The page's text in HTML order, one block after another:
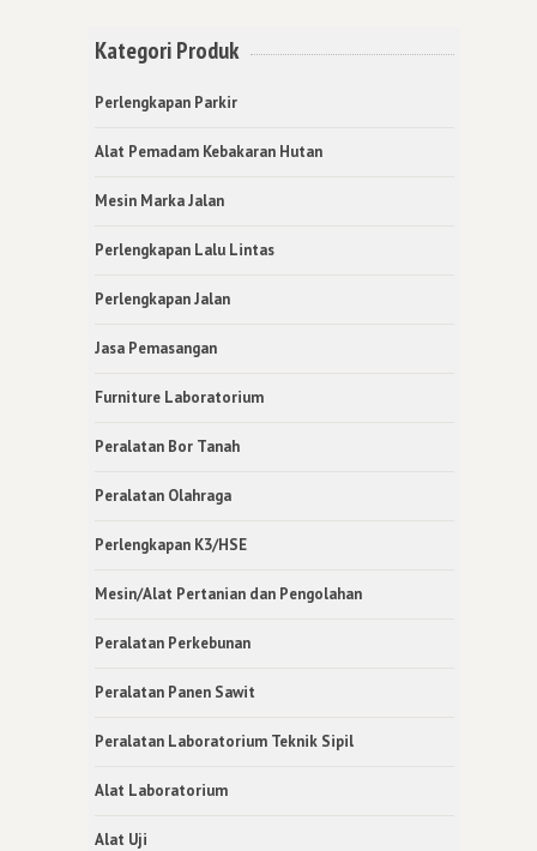
Kategori Produk
Perlengkapan Parkir
Alat Pemadam Kebakaran Hutan
Mesin Marka Jalan
Perlengkapan Lalu Lintas
Perlengkapan Jalan
Jasa Pemasangan
Furniture Laboratorium
Peralatan Bor Tanah
Peralatan Olahraga
Perlengkapan K3/HSE
Mesin/Alat Pertanian dan Pengolahan
Peralatan Perkebunan
Peralatan Panen Sawit
Peralatan Laboratorium Teknik Sipil
Alat Laboratorium
Alat Uji